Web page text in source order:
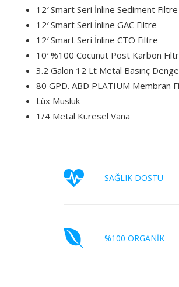
12′ Smart Seri İnline Sediment Filtre
12′ Smart Seri İnline GAC Filtre
12′ Smart Seri İnline CTO Filtre
10′ %100 Cocunut Post Karbon
3.2 Galon 12 Lt Metal Basınç Denge
80 GPD. ABD PLATIUM Membran
Lüx Musluk
1/4 Metal Küresel Vana
SAĞLIK DOSTU
%100 ORGANİK